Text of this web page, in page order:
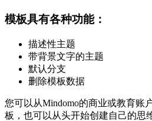
模板具有各种功能：
描述性主题
带背景文字的主题
默认分支
删除模板数据
您可以从Mindomo的商业或教育账
板，也可以从头开始创建自己的思